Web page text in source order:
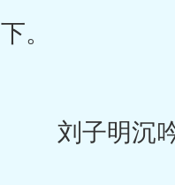
下。
刘子明沉吟